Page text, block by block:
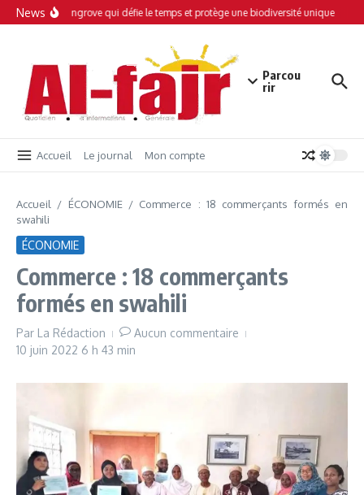
Aller au contenu
News
: Une mangrove qui défie le temps et protège une biodiversité unique
Parcou
rir
Accueil Le journal Mon compte
Accueil / ÉCONOMIE/ Commerce : 18 commerçants formés en
swahili
ÉCONOMIE
Commerce : 18 commerçants
formés en swahili
Par La Rédaction
Aucun commentaire
10 juin 2022 6 h 43 min